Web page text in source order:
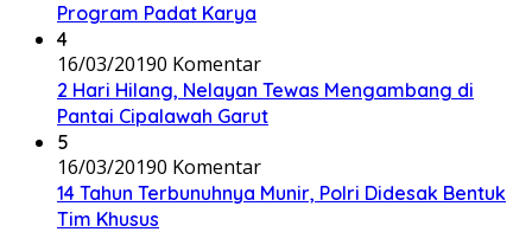
Program Padat Karya
4
16/03/20190 Komentar
2 Hari Hilang, Nelayan Tewas Mengambang di
Pantai Cipalawah Garut
5
16/03/20190 Komentar
14 Tahun Terbunuhnya Munir, Polri Didesak Bentuk
Tim Khusus